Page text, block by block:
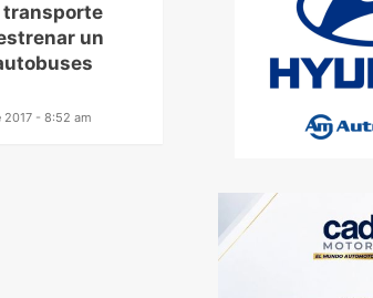
transporte
un
- 8:52 am